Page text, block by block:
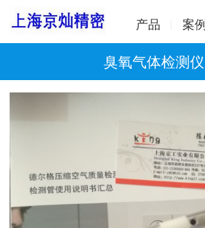
产品 案例
臭氧气体检测仪